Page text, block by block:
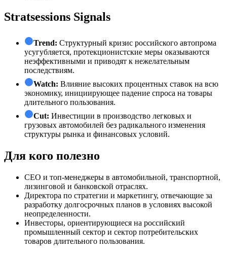
Stratsessions Signals
Trend: Структурный кризис российского автопрома
усугубляется, протекционистские меры оказываются
неэффективными и приводят к нежелательным
последствиям.
Watch: Влияние высоких процентных ставок на всю
экономику, инициирующее падение спроса на товары
длительного пользования.
Cut: Инвестиции в производство легковых и
грузовых автомобилей без радикального изменения
структуры рынка и финансовых условий.
Для кого полезно
СЕО и топ-менеджеры в автомобильной, транспортной,
лизинговой и банковской отраслях.
Директора по стратегии и маркетингу, отвечающие за
разработку долгосрочных планов в условиях высокой
неопределенности.
Инвесторы, ориентирующиеся на российский
промышленный сектор и сектор потребительских
товаров длительного пользования.